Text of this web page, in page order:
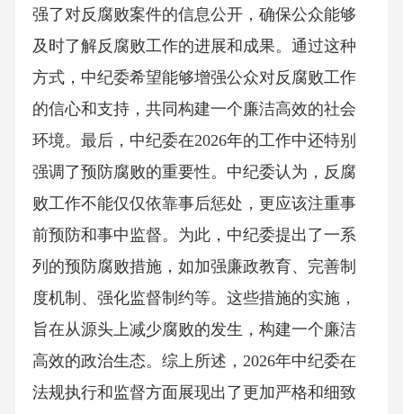
强了对反腐败案件的信息公开，确保公众能够
及时了解反腐败工作的进展和成果。通过这种
方式，中纪委希望能够增强公众对反腐败工作
的信心和支持，共同构建一个廉洁高效的社会
环境。最后，中纪委在2026年的工作中还特别
强调了预防腐败的重要性。中纪委认为，反腐
败工作不能仅仅依靠事后惩处，更应该注重事
前预防和事中监督。为此，中纪委提出了一系
列的预防腐败措施，如加强廉政教育、完善制
度机制、强化监督制约等。这些措施的实施，
旨在从源头上减少腐败的发生，构建一个廉洁
高效的政治生态。综上所述，2026年中纪委在
法规执行和监督方面展现出了更加严格和细致